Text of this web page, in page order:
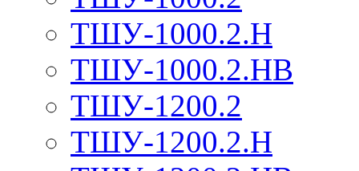
ТШУ-1000.2.Н
ТШУ-1000.2.НВ
ТШУ-1200.2
ТШУ-1200.2.Н